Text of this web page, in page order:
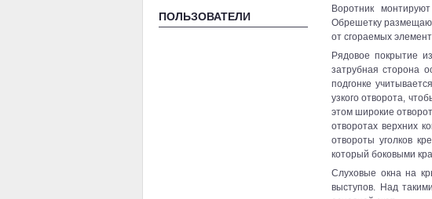
ПОЛЬЗОВАТЕЛИ
Воротник
Обрешетку
от сгораемых
Рядовое покрытие
затрубная сторона
подгонке
узкого отворота,
этом широкие
отворотах верхних
отвороты уголков
который боковыми
Слуховые окна на
выступов. Над